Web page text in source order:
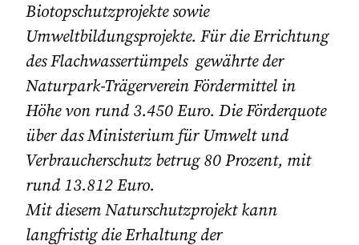
Biotopschutzprojekte sowie
Umweltbildungsprojekte. Für die Errichtung
des Flachwassertümpels gewährte der
Naturpark-Trägerverein Fördermittel in
Höhe von rund 3.450 Euro. Die Förderquote
über das Ministerium für Umwelt und
Verbraucherschutz betrug 80 Prozent, mit
rund 13.812 Euro.
Mit diesem Naturschutzprojekt kann
langfristig die Erhaltung der